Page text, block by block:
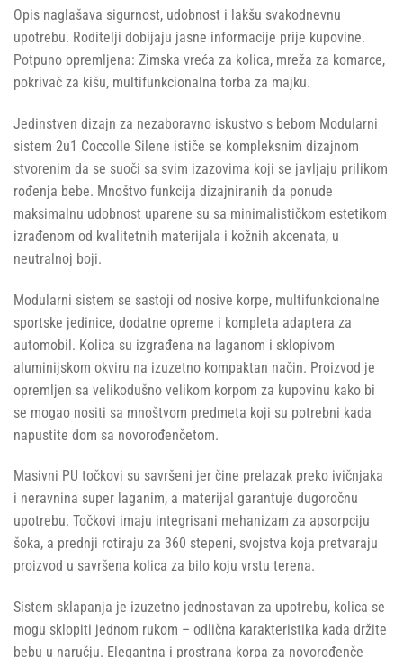
Opis naglašava sigurnost, udobnost i lakšu svakodnevnu
upotrebu. Roditelji dobijaju jasne informacije prije kupovine.
Potpuno opremljena: Zimska vreća za kolica, mreža za komarce,
pokrivač za kišu, multifunkcionalna torba za majku.
Jedinstven dizajn za nezaboravno iskustvo s bebom Modularni
sistem 2u1 Coccolle Silene ističe se kompleksnim dizajnom
stvorenim da se suoči sa svim izazovima koji se javljaju prilikom
rođenja bebe. Mnoštvo funkcija dizajniranih da ponude
maksimalnu udobnost uparene su sa minimalističkom estetikom
izrađenom od kvalitetnih materijala i kožnih akcenata, u
neutralnoj boji.
Modularni sistem se sastoji od nosive korpe, multifunkcionalne
sportske jedinice, dodatne opreme i kompleta adaptera za
automobil. Kolica su izgrađena na laganom i sklopivom
aluminijskom okviru na izuzetno kompaktan način. Proizvod je
opremljen sa velikodušno velikom korpom za kupovinu kako bi
se mogao nositi sa mnoštvom predmeta koji su potrebni kada
napustite dom sa novorođenčetom.
Masivni PU točkovi su savršeni jer čine prelazak preko ivičnjaka
i neravnina super laganim, a materijal garantuje dugoročnu
upotrebu. Točkovi imaju integrisani mehanizam za apsorpciju
šoka, a prednji rotiraju za 360 stepeni, svojstva koja pretvaraju
proizvod u savršena kolica za bilo koju vrstu terena.
Sistem sklapanja je izuzetno jednostavan za upotrebu, kolica se
mogu sklopiti jednom rukom – odlična karakteristika kada držite
bebu u naručju. Elegantna i prostrana korpa za novorođenče